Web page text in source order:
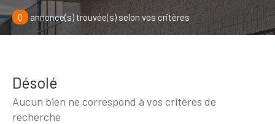
0 annonce(s) trouvée(s) selon vos critères
Désolé
Aucun bien ne correspond à vos critères de
recherche
Type
de
bien
Type de bien
Budget
Budget